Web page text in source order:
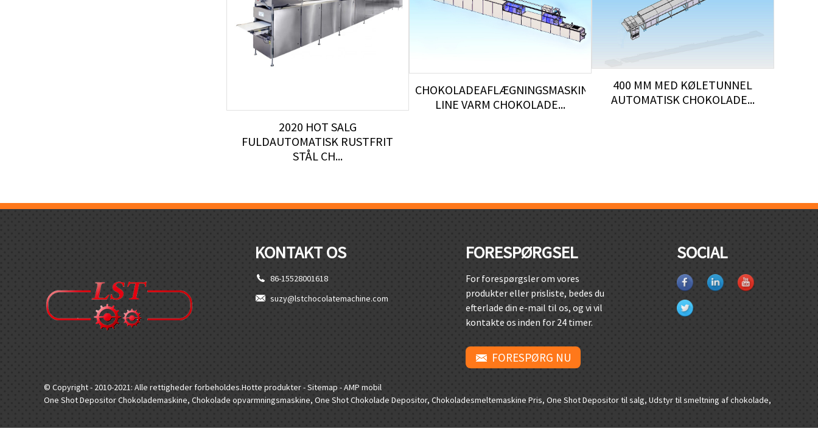
2020 HOT SALG
FULDAUTOMATISK RUSTFRIT
STÅL CH...
CHOKOLADEAFLÆGNINGSMASKINE
LINE VARM CHOKOLADE...
400 MM MED KØLETUNNEL
AUTOMATISK CHOKOLADE...
KONTAKT OS
86-15528001618
suzy@lstchocolatemachine.com
FORESPØRGSEL
For forespørgsler om vores
produkter eller prisliste, bedes du
efterlade din e-mail til os, og vi vil
kontakte os inden for 24 timer.
FORESPØRG NU
SOCIAL
© Copyright - 2010-2021: Alle rettigheder forbeholdes.Hotte produkter-Sitemap -AMP mobil
One Shot Depositor Chokolademaskine, Chokolade opvarmningsmaskine, One Shot Chokolade Depositor, Chokoladesmeltemaskine Pris, One Shot Depositor til salg, Udstyr til smeltning af chokolade,